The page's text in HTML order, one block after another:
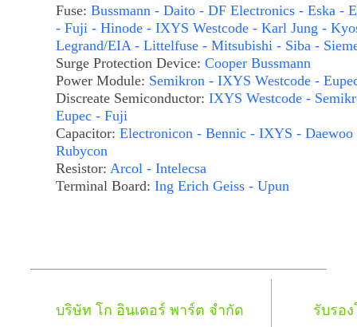
Fuse: Bussmann - Daito - DF Electronics - Eska -
- Fuji - Hinode - IXYS Westcode - Karl Jung -
Legrand/EIA - Littelfuse - Mitsubishi - Siba -
Surge Protection Device: Cooper Bussmann
Power Module: Semikron - IXYS Westcode -
Discreate Semiconductor: IXYS Westcode -
Eupec - Fuji
Capacitor: Electronicon - Bennic - IXYS - Daewoo
Rubycon
Resistor: Arcol - Intelecsa
Terminal Board: Ing Erich Geiss - Upun
บริษัท โก อินเตอร์ พาร์ต จำกัด
รับรอ